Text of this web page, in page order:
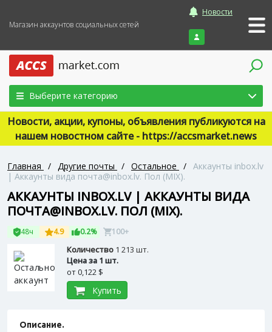
Магазин аккаунтов социальных сетей
Новости
Войти
Выберите категорию
Новости, акции, купоны, объявления публикуются на
нашем новостном сайте - https://accsmarket.news
Главная / Другие почты / Остальное / Аккаунты inbox.lv
| Аккаунты вида почта@inbox.lv. Пол (MIX).
АККАУНТЫ INBOX.LV | АККАУНТЫ ВИДА
ПОЧТА@INBOX.LV. ПОЛ (MIX).
48ч 4.9 0.2% 100+
Количество 1 213 шт.
Цена за 1 шт.
от0,122 $
Купить
Описание.